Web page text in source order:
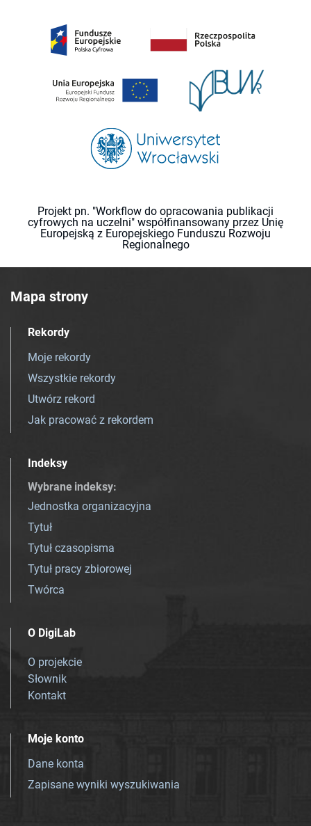
Projekt pn. "Workflow do opracowania publikacji
cyfrowych na uczelni" współfinansowany przez Unię
Europejską z Europejskiego Funduszu Rozwoju
Regionalnego
Mapa strony
Rekordy
Moje rekordy
Wszystkie rekordy
Utwórz rekord
Jak pracować z rekordem
Indeksy
Wybrane indeksy:
Jednostka organizacyjna
Tytuł
Tytuł czasopisma
Tytuł pracy zbiorowej
Twórca
O DigiLab
O projekcie
Słownik
Kontakt
Moje konto
Dane konta
Zapisane wyniki wyszukiwania